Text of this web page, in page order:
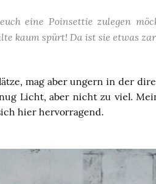
eine Poinsettie zulegen
kaum spürt! Da ist sie etwas
mag aber ungern in der
Licht, aber nicht zu viel.
hier hervorragend.